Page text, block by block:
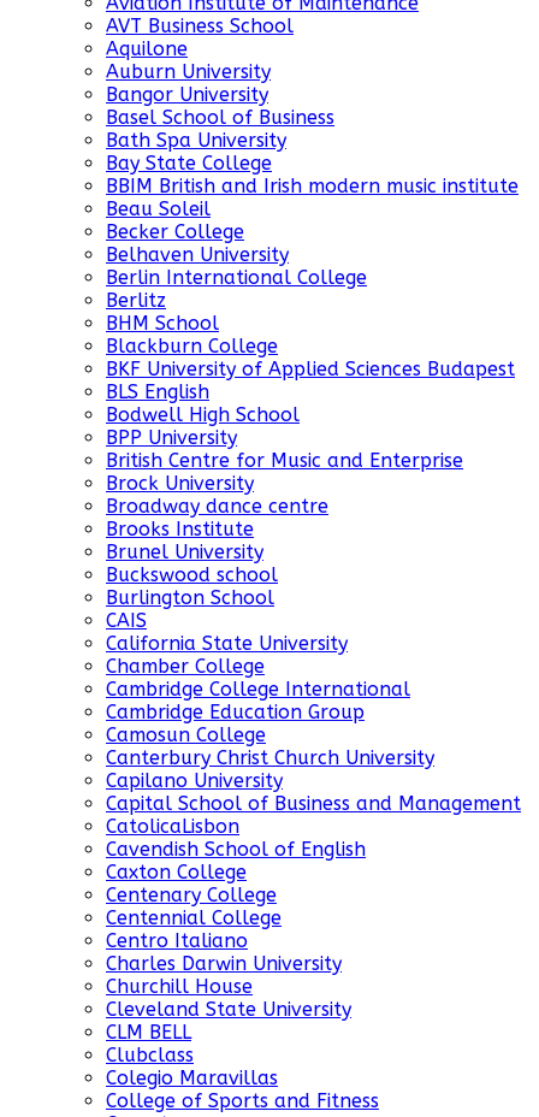
AVT Business School
Aquilone
Auburn University
Bangor University
Basel School of Business
Bath Spa University
Bay State College
BBIM British and Irish modern music institute
Beau Soleil
Becker College
Belhaven University
Berlin International College
Berlitz
BHM School
Blackburn College
BKF University of Applied Sciences Budapest
BLS English
Bodwell High School
BPP University
British Centre for Music and Enterprise
Brock University
Broadway dance centre
Brooks Institute
Brunel University
Buckswood school
Burlington School
CAIS
California State University
Chamber College
Cambridge College International
Cambridge Education Group
Camosun College
Canterbury Christ Church University
Capilano University
Capital School of Business and Management
CatolicaLisbon
Cavendish School of English
Caxton College
Centenary College
Centennial College
Centro Italiano
Charles Darwin University
Churchill House
Cleveland State University
CLM BELL
Clubclass
Colegio Maravillas
College of Sports and Fitness